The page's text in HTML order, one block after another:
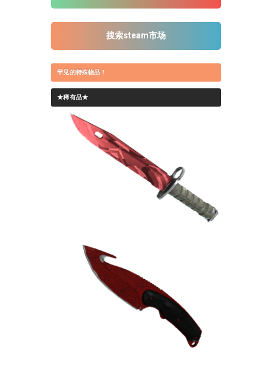
搜索steam市场
罕见的特殊物品！
★稀有品★